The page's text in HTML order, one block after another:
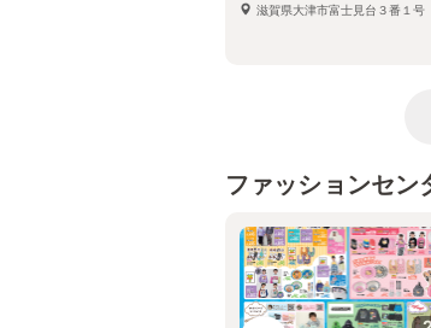
滋賀県大津市富士見台３番１号
ファッションセン